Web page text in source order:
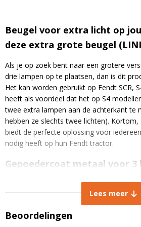
Beugel voor extra licht op
deze extra grote beugel
Als je op zoek bent naar een grotere
drie lampen op te plaatsen, dan is dit
Het kan worden gebruikt op Fendt SCR,
heeft als voordeel dat het op S4
twee extra lampen aan de achterkant te
hebben ze slechts twee lichten). Kortom,
biedt de perfecte oplossing voor
nodig heeft op hun Fendt tractor.
Gepoedercoat metaal voor 3
Deze zwarte gepoedercoate metalen
om aan de achterkant van het dak te
geschikt voor het bevestigen van drie
voor de trekker heeft een breedte van
Lees meer
Beoordelingen